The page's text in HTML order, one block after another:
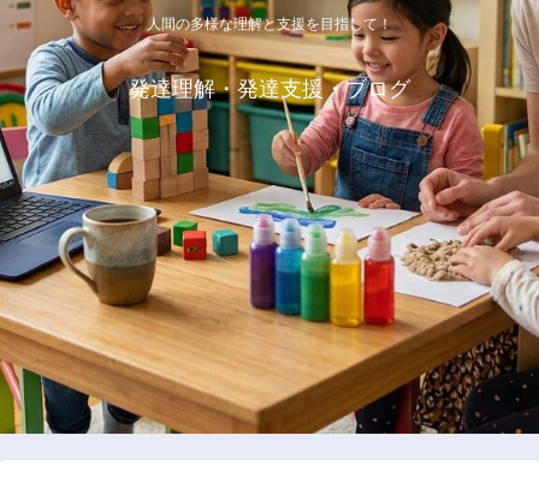
人間の多様な理解と支援を目指して！
発達理解・発達支援・ブログ